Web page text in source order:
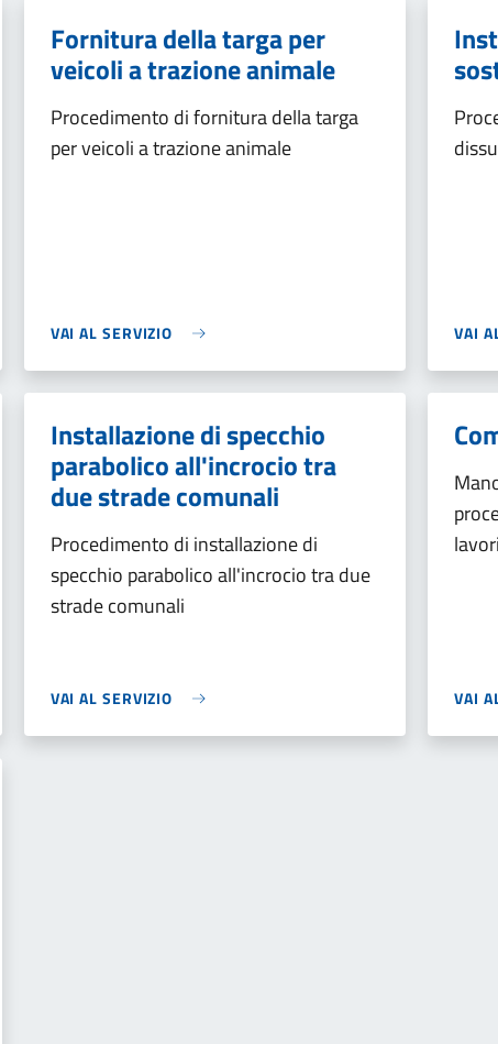
Fornitura della targa per
veicoli a trazione animale
Procedimento di fornitura della targa
per veicoli a trazione animale
VAI AL SERVIZIO VAI
Installazione di specchio
parabolico all'incrocio tra
due strade comunali
Procedimento di installazione di
specchio parabolico all'incrocio tra due
strade comunali
VAI AL SERVIZIO
lavori
VAI